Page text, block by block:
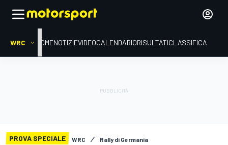
WRC HOMENOTIZIEVIDEOCALENDARIORISULTATICLASSIFICA
PROVA SPECIALE WRC Rally di Germania